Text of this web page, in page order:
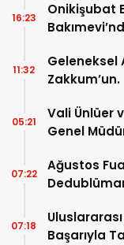
Onikişubat
16:23
Geleneksel
Zakkum’un.
11:32
Vali Ünlüer
Genel
05:21
Ağustos
07:22
Başarıyla
07:18